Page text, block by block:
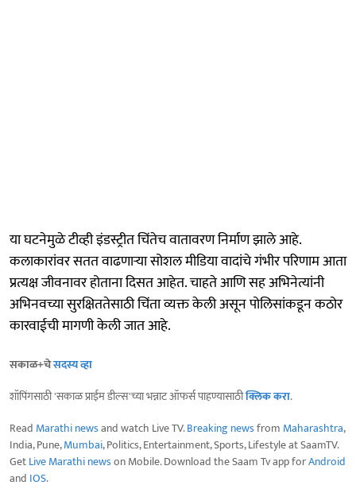
या घटनेमुळे टीव्ही इंडस्ट्रीत चिंतेच वातावरण निर्माण झाले आहे.
कलाकारांवर सतत वाढणाऱ्या सोशल मीडिया वादांचे गंभीर परिणाम आता
प्रत्यक्ष जीवनावर होताना दिसत आहेत. चाहते आणि सह अभिनेत्यांनी
अभिनवच्या सुरक्षिततेसाठी चिंता व्यक्त केली असून पोलिसांकडून कठोर
कारवाईची मागणी केली जात आहे.
सकाळ+चेसदस्य व्हा
शॉपिंगसाठी 'सकाळ प्राईम डील्स'च्या भन्नाट ऑफर्स पाहण्यासाठीक्लिक करा.
Read Marathi newsand watch Live TV.Breaking newsfrom Maharashtra,
India, Pune,Mumbai, Politics, Entertainment, Sports, Lifestyle at SaamTV.
GetLive Marathi newson Mobile. Download the Saam Tv app forAndroid
and IOS.